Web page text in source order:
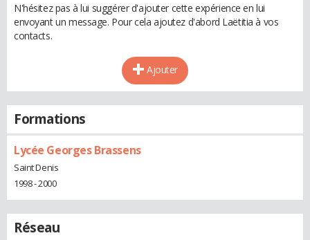
N'hésitez pas à lui suggérer d'ajouter cette expérience en lui
envoyant un message. Pour cela ajoutez d'abord Laëtitia à vos
contacts.
Ajouter
Formations
Lycée Georges Brassens
Saint Denis
1998 - 2000
Réseau